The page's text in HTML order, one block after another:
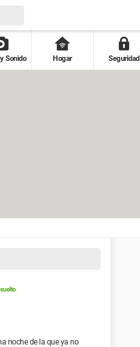
Sonido Hogar Seguridad
noche de la que ya no